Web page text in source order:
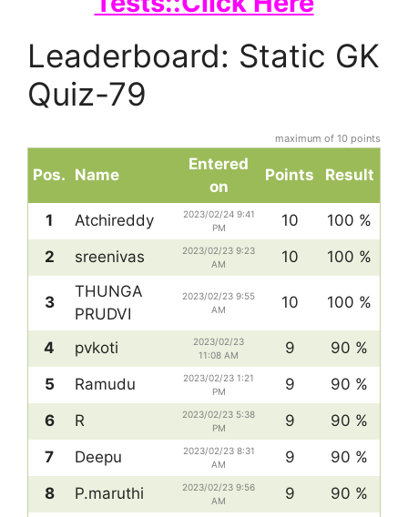
Leaderboard: Static GK
Quiz-79
maximum of 10 points
Pos. Name
Entered
on
Points Result
1 Atchireddy
2023/02/24 9:41
PM
10
100 %
2
sreenivas
2023/02/23 9:23
AM
10 100 %
3
THUNGA
PRUDVI
2023/02/23 9:55
AM
10 100 %
4 pvkoti
2023/02/23
11:08 AM
9
90 %
5
Ramudu
2023/02/23 1:21
PM
9
90 %
6
R
2023/02/23 5:38
PM
9
90 %
7
Deepu
2023/02/23 8:31
AM
9
90 %
8
P.maruthi
2023/02/23 9:56
AM
9
90 %